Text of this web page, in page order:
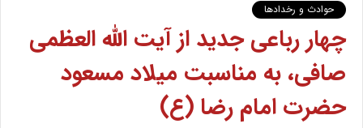
حوادث و رخدادها
چهار رباعی جدید از آیت الله العظمی
صافی، به مناسبت میلاد مسعود
حضرت امام رضا (ع)